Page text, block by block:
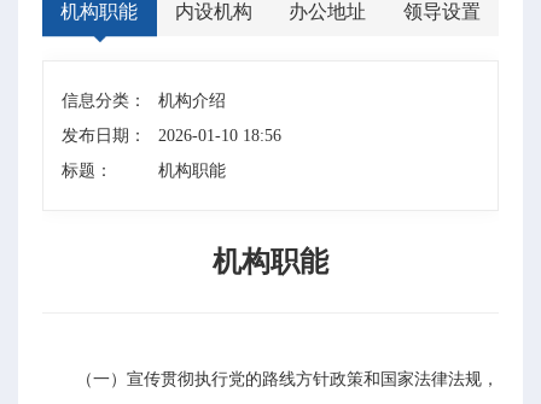
机构职能 内设机构 办公地址 领导设置
信息分类：
机构介绍
发布日期：
2026-01-10 18:56
标题：
机构职能
机构职能
（一）宣传贯彻执行党的路线方针政策和国家法律法规，